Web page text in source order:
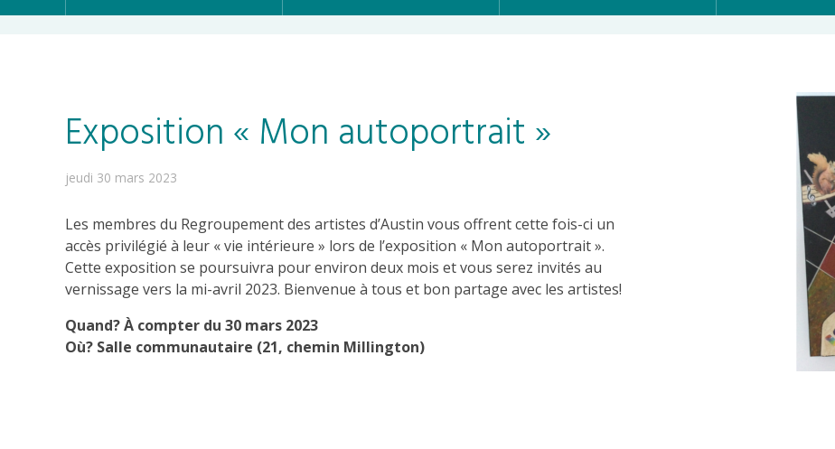
Exposition « Mon autoportrait »
jeudi 30 mars 2023
Les membres du Regroupement des artistes d’Austin vous offrent cette fois-ci un
accès privilégié à leur « vie intérieure » lors de l’exposition « Mon autoportrait ».
Cette exposition se poursuivra pour environ deux mois et vous serez invités au
vernissage vers la mi-avril 2023. Bienvenue à tous et bon partage avec les artistes!
Quand? À compter du 30 mars 2023
Où? Salle communautaire (21, chemin Millington)